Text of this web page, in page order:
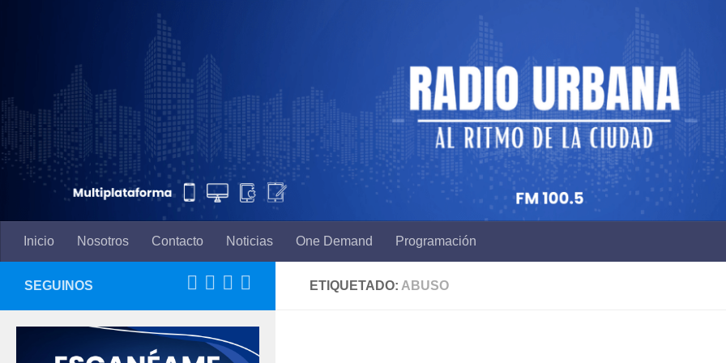
Inicio Nosotros Contacto Noticias One Demand Programación
ETIQUETADO: ABUSO
SEGUINOS